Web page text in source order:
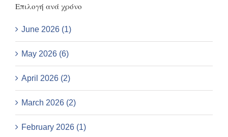
Επιλογή ανά χρόνο
June 2026 (1)
May 2026 (6)
April 2026 (2)
March 2026 (2)
February 2026 (1)